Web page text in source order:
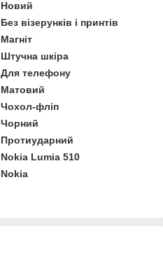
Новий
Без візерунків і принтів
Магніт
Штучна шкіра
Для телефону
Матовий
Чохол-фліп
Чорний
Протиударний
Nokia Lumia 510
Nokia